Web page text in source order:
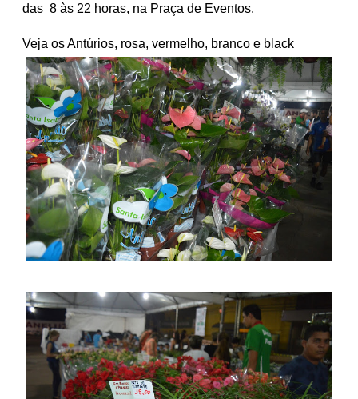
das 8 às 22 horas, na Praça de Eventos.
Veja os Antúrios, rosa, vermelho, branco e black